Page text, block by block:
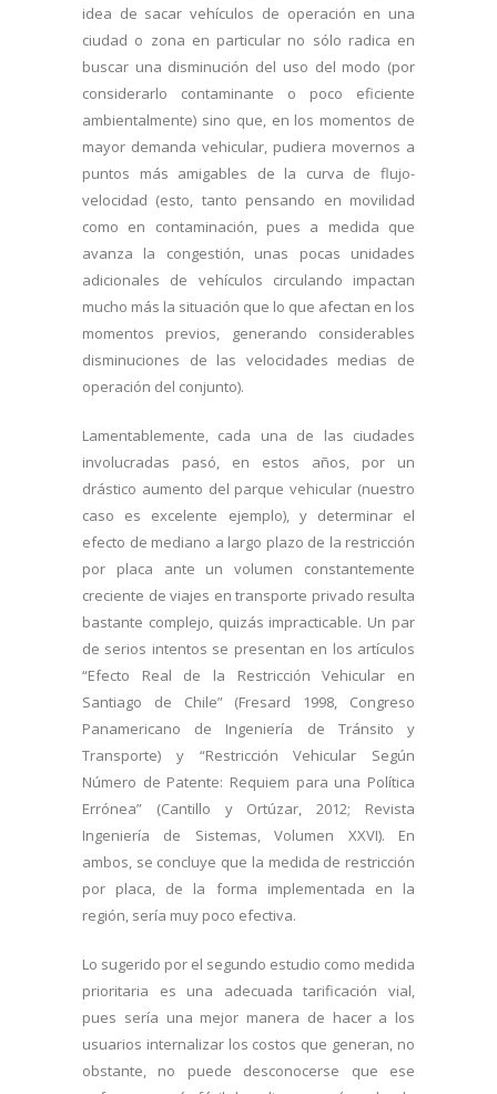
idea de sacar vehículos de operación en una
ciudad o zona en particular no sólo radica en
buscar una disminución del uso del modo (por
considerarlo contaminante o poco eficiente
ambientalmente) sino que, en los momentos de
mayor demanda vehicular, pudiera movernos a
puntos más amigables de la curva de flujo-
velocidad (esto, tanto pensando en movilidad
como en contaminación, pues a medida que
avanza la congestión, unas pocas unidades
adicionales de vehículos circulando impactan
mucho más la situación que lo que afectan en los
momentos previos, generando considerables
disminuciones de las velocidades medias de
operación del conjunto).
Lamentablemente, cada una de las ciudades
involucradas pasó, en estos años, por un
drástico aumento del parque vehicular (nuestro
caso es excelente ejemplo), y determinar el
efecto de mediano a largo plazo de la restricción
por placa ante un volumen constantemente
creciente de viajes en transporte privado resulta
bastante complejo, quizás impracticable. Un par
de serios intentos se presentan en los artículos
“Efecto Real de la Restricción Vehicular en
Santiago de Chile” (Fresard 1998, Congreso
Panamericano de Ingeniería de Tránsito y
Transporte) y “Restricción Vehicular Según
Número de Patente: Requiem para una Política
Errónea” (Cantillo y Ortúzar, 2012; Revista
Ingeniería de Sistemas, Volumen XXVI). En
ambos, se concluye que la medida de restricción
por placa, de la forma implementada en la
región, sería muy poco efectiva.
Lo sugerido por el segundo estudio como medida
prioritaria es una adecuada tarificación vial,
pues sería una mejor manera de hacer a los
usuarios internalizar los costos que generan, no
obstante, no puede desconocerse que ese